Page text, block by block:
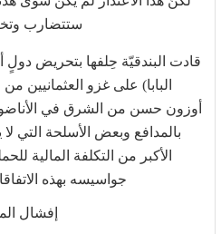
ستتضارب
قادت البندقيّة حِلفها بتحريض دولٍ
البابا) على غزو العثمانيين
أوزون حسن من الشرق في
بالمدافع وبعض الأسلحة التي
الأكبر من التكلفة المالية
جواسيسه بهذه
إفشال